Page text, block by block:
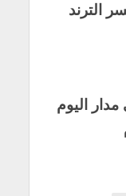
الترند
اليوم